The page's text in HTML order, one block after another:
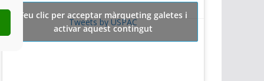
Tweets by USPAC
Feu clic per acceptar màrqueting galetes i
activar aquest contingut